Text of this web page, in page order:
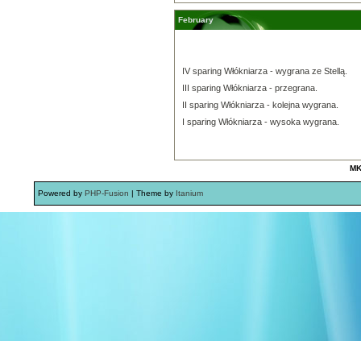
February
IV sparing Włókniarza - wygrana ze Stellą.
III sparing Włókniarza - przegrana.
II sparing Włókniarza - kolejna wygrana.
I sparing Włókniarza - wysoka wygrana.
Powered by PHP-Fusion | Theme by Itanium